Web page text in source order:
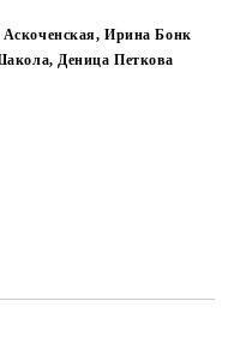
Ирина Бонк
Деница Петкова